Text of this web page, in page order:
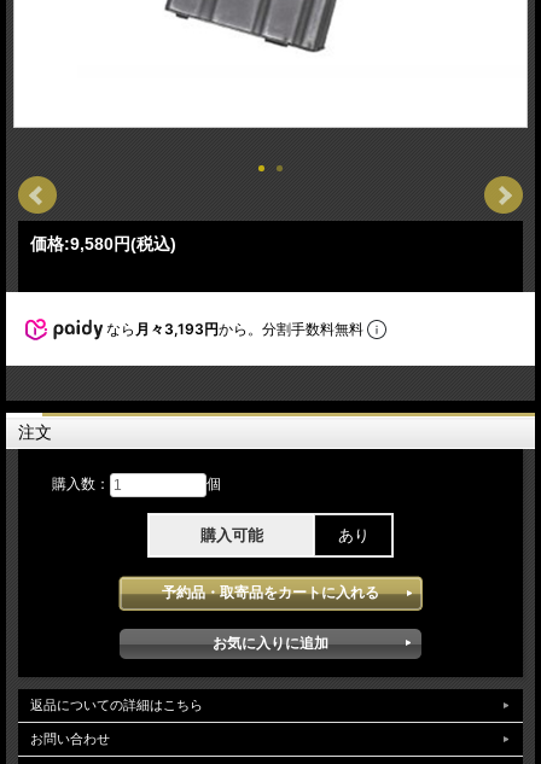
価格:9,580円(税込)
なら 月々3,193円から。分割手数料無料
注文
購入数： 個
購入可能 あり
返品についての詳細はこちら
お問い合わせ